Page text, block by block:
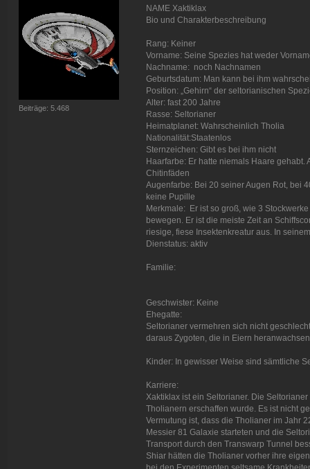
Beiträge: 5.468
NAME Xaktiklax
Bio und Charakterbeschreibung
Rang: Keiner
Vorname: Seine Spezies hat weder
Nachname: noch Nachnamen
Geburtsdatum: Man kann bei ihm
Position: „Gehirn“ der seltorianischen
Alter: fast 200 Jahre
Rasse: Seltorianer
Heimatplanet: Wahrscheinlich Tholia
Nationalität:Staatenlos
Sternzeichen: Gibt es bei ihm nicht
Haarfarbe: Er hatte niemals Haare
Chitinfäden
Augenfarbe: Bei 20 seiner Augen Rot, bei
keine Pupille
Merkmale: Er ist so groß, wie 3
bewegen. Er ist die meiste Zeit an
riesige, fiese Insektenkreatur aus. In
Dienstatus: aktiv
Familie:
Geschwister: Keine
Ehegatte:
Seltorianer vermehren sich nicht
daraus Zygoten, die in Eiern
Kinder: In gewisser Weise sind sämtliche
Karriere:
Xaktiklax ist ein Seltorianer. Die
Tholianern erschaffen wurde. Es ist nicht
Vermutung ist, dass die Tholianer im Jahr
Messier 81 Galaxie starteten und die
Transport durch den Transwarp Tunnel
Shiar hätten die Tholianer vorher ihre